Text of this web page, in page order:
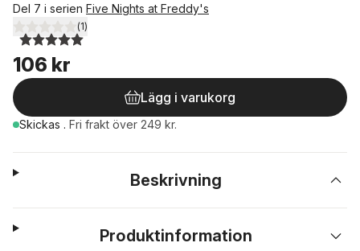
Del 7 i serien Five Nights at Freddy's
5,0utav 5 stjärnor. Totalt antal röster:
(1)
106 kr
Lägg i varukorg
Skickas . Fri frakt över 249 kr.
Beskrivning
Produktinformation